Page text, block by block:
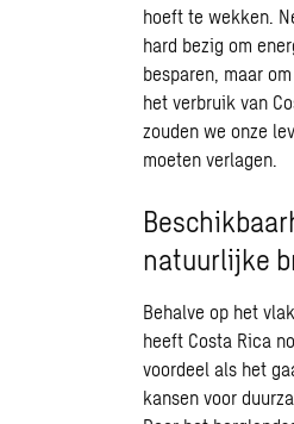
hoeft te wekken.
hard bezig om
besparen, maar
het verbruik van
zouden we onze
moeten verlagen.
natuurlijke
Behalve op het
heeft Costa Rica
voordeel als het
kansen voor